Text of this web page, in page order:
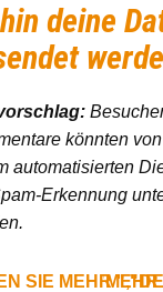
deine
könnten von
automatisierten
Erkennung
SIE MEHR